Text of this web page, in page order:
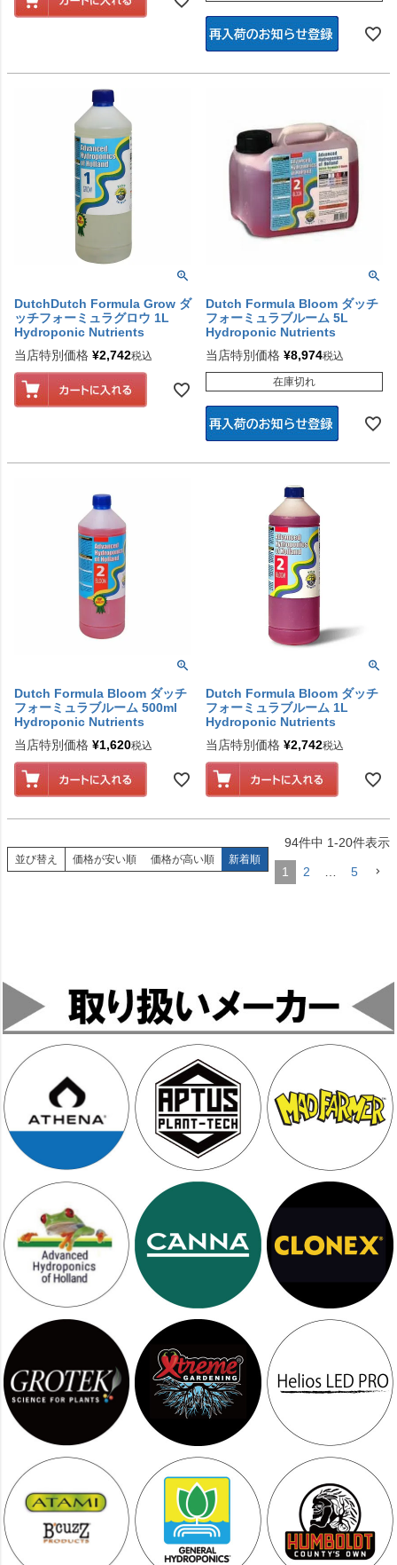
DutchDutch Formula Grow ダ
ッチフォーミュラグロウ 1L
Hydroponic Nutrients
当店特別価格 ¥2,742税込
Dutch Formula Bloom ダッチ
フォーミュラブルーム 5L
Hydroponic Nutrients
当店特別価格 ¥8,974税込
在庫切れ
Dutch Formula Bloom ダッチ
フォーミュラブルーム 500ml
Hydroponic Nutrients
当店特別価格 ¥1,620税込
Dutch Formula Bloom ダッチ
フォーミュラブルーム 1L
Hydroponic Nutrients
当店特別価格 ¥2,742税込
並び替え 価格が安い順 価格が高い順 新着順
94件中 1-20件表示
1 2 … 5